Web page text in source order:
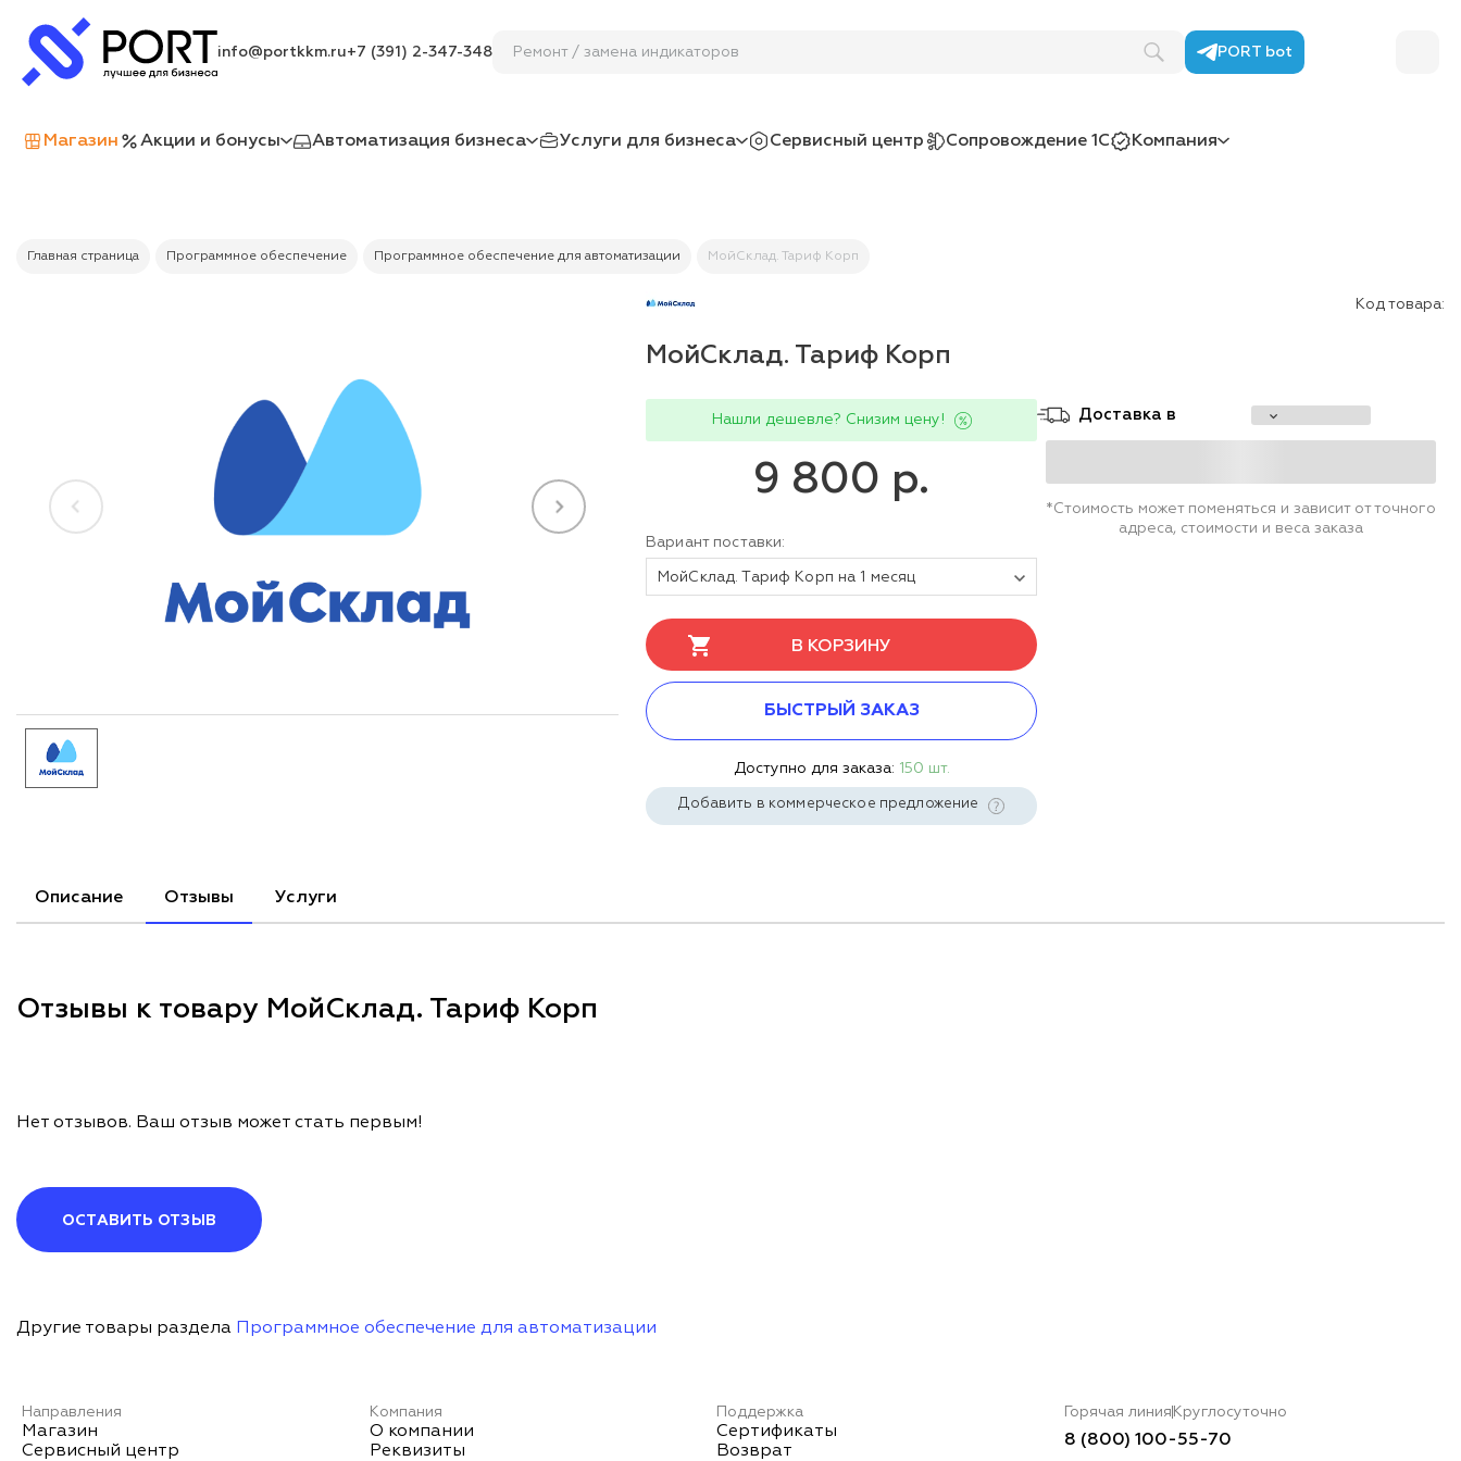
info@portkkm.ru+7 (391) 2-347-348 Ремонт / замена индикаторов PORT bot
Магазин Акции и бонусы Автоматизация бизнеса Услуги для бизнеса Сервисный центр Сопровождение 1С Компания
Главная страница Программное обеспечение Программное обеспечение для автоматизации МойСклад. Тариф Корп
Код товара:
МойСклад. Тариф Корп
Нашли дешевле? Снизим цену!
9 800 р.
Вариант поставки:
МойСклад. Тариф Корп на 1 месяц
В КОРЗИНУ
БЫСТРЫЙ ЗАКАЗ
Доступно для заказа: 150 шт.
Добавить в коммерческое предложение
Доставка в
*Стоимость может поменяться и зависит от точного
адреса, стоимости и веса заказа
Описание Отзывы Услуги
Отзывы к товару МойСклад. Тариф Корп
Нет отзывов. Ваш отзыв может стать первым!
ОСТАВИТЬ ОТЗЫВ
Другие товары раздела Программное обеспечение для автоматизации
Направления
Магазин
Сервисный центр
Компания
О компании
Реквизиты
Поддержка
Сертификаты
Возврат
Горячая линия Круглосуточно
8 (800) 100-55-70